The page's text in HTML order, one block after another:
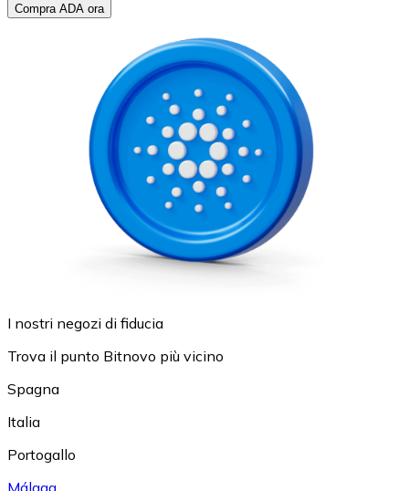
Compra ADA ora
I nostri negozi di fiducia
Trova il punto Bitnovo più vicino
Spagna
Italia
Portogallo
Málaga